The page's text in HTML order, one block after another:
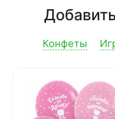
Конфеты